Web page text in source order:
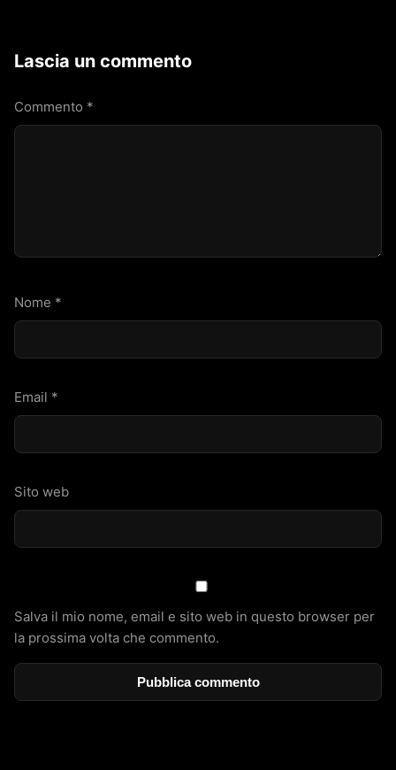
Lascia un commento
Commento *
Nome *
Email *
Sito web
Salva il mio nome, email e sito web in questo browser per
la prossima volta che commento.